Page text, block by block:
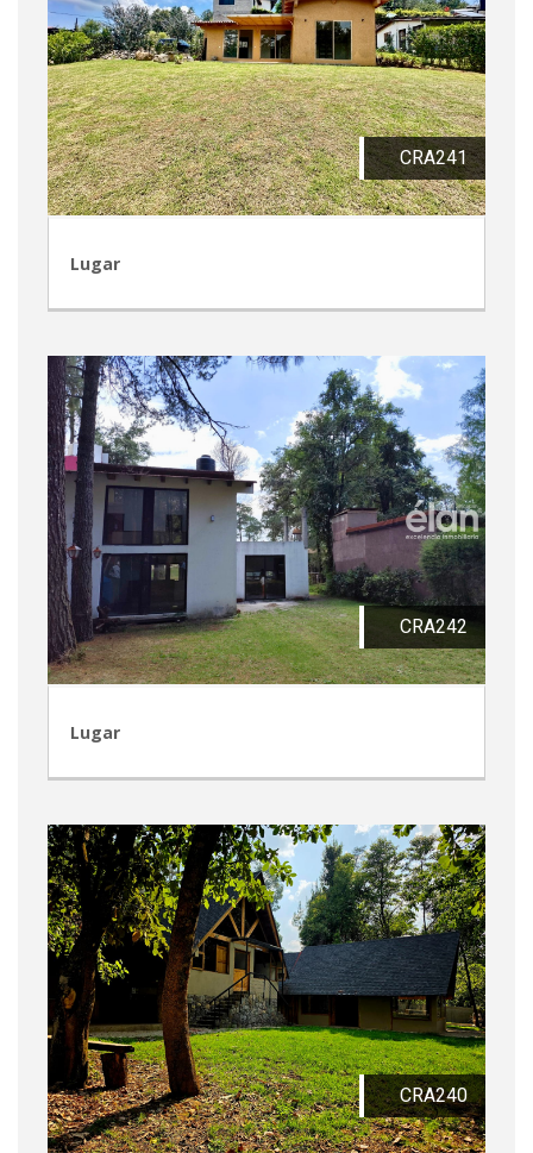
CRA241
Lugar
CRA242
Lugar
CRA240